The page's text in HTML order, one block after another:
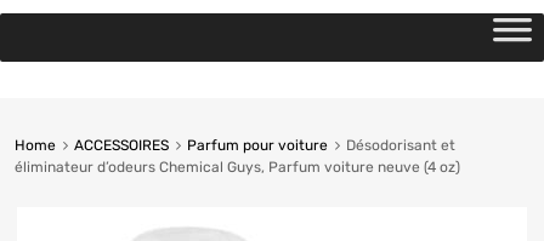
Home ACCESSOIRES Parfum pour voiture
Désodorisant et
éliminateur d’odeurs Chemical Guys, Parfum voiture neuve (4 oz)